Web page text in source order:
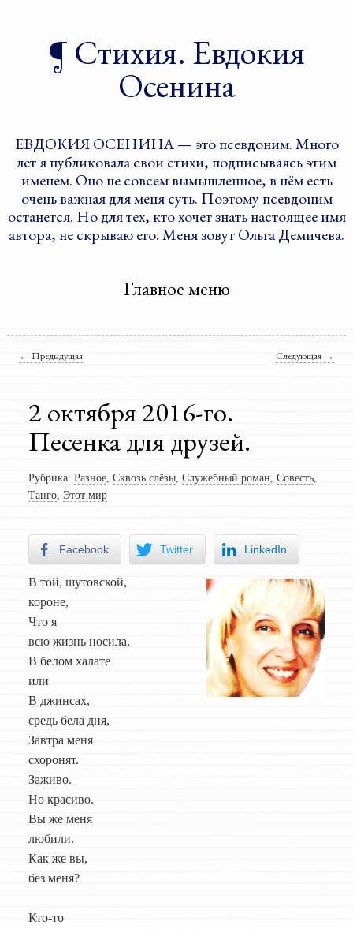
Стихия. Евдокия
Осенина
ЕВДОКИЯ ОСЕНИНА — это псевдоним. Много
лет я публиковала свои стихи, подписываясь этим
именем. Оно не совсем вымышленное, в нём есть
очень важная для меня суть. Поэтому псевдоним
останется. Но для тех, кто хочет знать настоящее имя
автора, не скрываю его. Меня зовут Ольга Демичева.
Главное меню
Навигация по записям
← Предыдущая Следующая →
2 октября 2016-го.
Песенка для друзей.
Рубрика: Разное, Сквозь слёзы, Служебный роман Совесть,
Танго, Этот мир
Facebook Twitter LinkedIn
В той, шутовской,
короне,
Что я
всю жизнь носила,
В белом халате
или
В джинсах,
средь бела дня,
Завтра меня
схоронят.
Заживо.
Но красиво.
Вы же меня
любили.
Как же вы,
без меня?
Кто-то